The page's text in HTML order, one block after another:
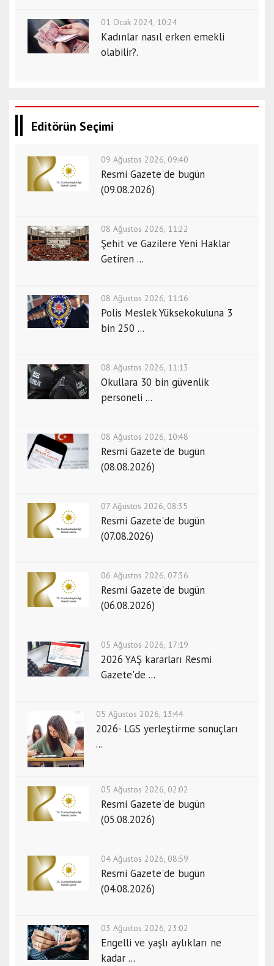
01 Ocak 2024, 10:24
Kadınlar nasıl erken emekli
olabilir?.
Editörün Seçimi
09 Ağustos 2026, 09:40
Resmi Gazete'de bugün
(09.08.2026)
08 Ağustos 2026, 11:22
Şehit ve Gazilere Yeni Haklar
Getiren ...
08 Ağustos 2026, 11:16
Polis Meslek Yüksekokuluna 3
bin 250 ...
08 Ağustos 2026, 11:13
Okullara 30 bin güvenlik
personeli ...
08 Ağustos 2026, 10:48
Resmi Gazete'de bugün
(08.08.2026)
07 Ağustos 2026, 08:35
Resmi Gazete'de bugün
(07.08.2026)
06 Ağustos 2026, 07:36
Resmi Gazete'de bugün
(06.08.2026)
05 Ağustos 2026, 17:19
2026 YAŞ kararları Resmi
Gazete'de ...
05 Ağustos 2026, 13:44
2026- LGS yerleştirme sonuçları
...
05 Ağustos 2026, 02:02
Resmi Gazete'de bugün
(05.08.2026)
04 Ağustos 2026, 08:59
Resmi Gazete'de bugün
(04.08.2026)
03 Ağustos 2026, 23:02
Engelli ve yaşlı aylıkları ne
kadar ...